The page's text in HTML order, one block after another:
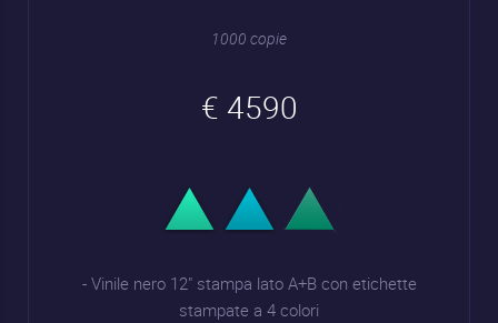
1000 copie
€ 4590
- Vinile nero 12" stampa lato A+B con etichette
stampate a 4 colori